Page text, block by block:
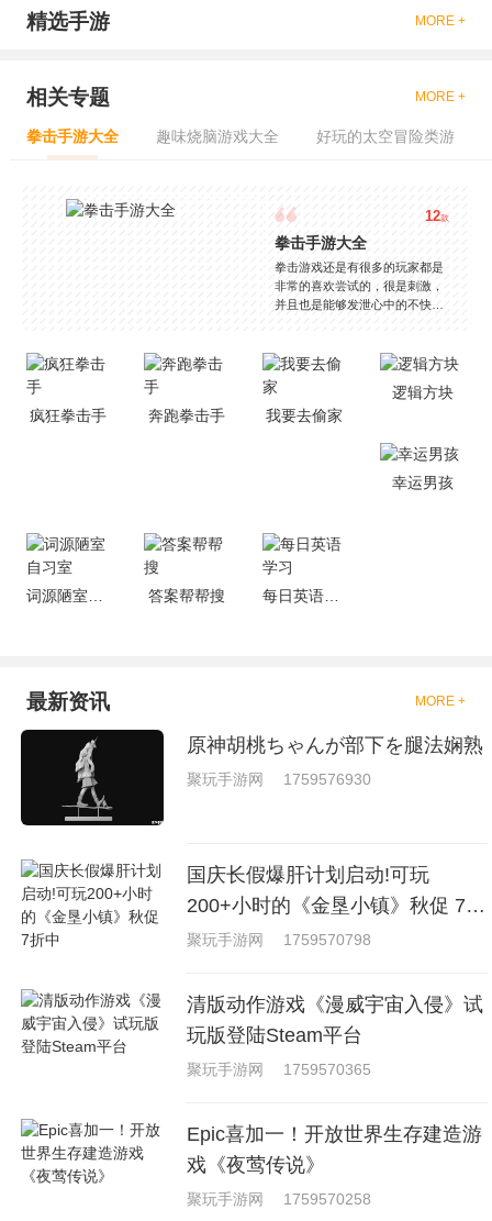
精选手游 MORE +
相关专题 MORE +
拳击手游大全 趣味烧脑游戏大全 好玩的太空冒险类游
12款
拳击手游大全
拳击游戏还是有很多的玩家都是
非常的喜欢尝试的，很是刺激，
并且也是能够发泄心中的不快
是一些格斗的游戏，其实是非常
的有趣，也是相当的刺激的，游
戏中是有一些不同的场景都是能
够去进行体验的，我们也是能够
就是收集了一些有意思的拳击游
戏，相信你们一定会喜欢的。
疯狂拳击手 奔跑拳击手 我要去偷家
逻辑方块
幸运男孩
词源陋室自习室 答案帮帮搜 每日英语学习
最新资讯 MORE +
原神胡桃ちゃんが部下を腿法娴熟
聚玩手游网 1759576930
国庆长假爆肝计划启动!可玩
200+小时的《金垦小镇》秋促 7折
中
聚玩手游网 1759570798
清版动作游戏《漫威宇宙入侵》试
玩版登陆Steam平台
聚玩手游网 1759570365
Epic喜加一！开放世界生存建造游
戏《夜莺传说》
聚玩手游网 1759570258